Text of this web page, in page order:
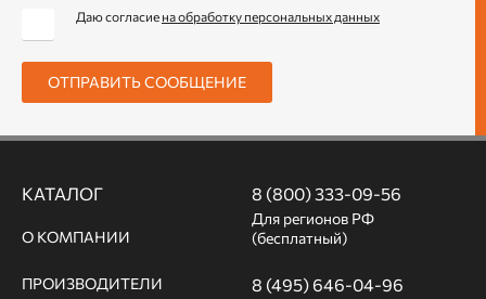
Даю согласие на обработку персональных данных
ОТПРАВИТЬ СООБЩЕНИЕ
КАТАЛОГ
О КОМПАНИИ
ПРОИЗВОДИТЕЛИ
8 (800) 333-09-56
Для регионов РФ
(бесплатный)
8 (495) 646-04-96